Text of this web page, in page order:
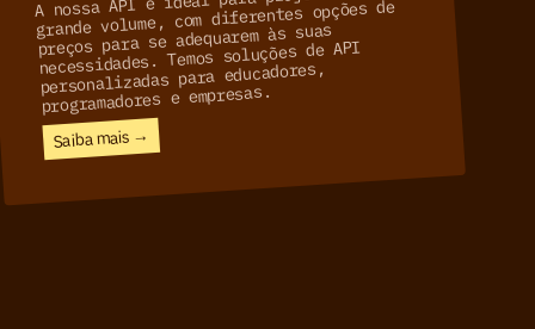
grande volume, com diferentes opções de
preços para se adequarem às suas
necessidades. Temos soluções de API
personalizadas para educadores,
programadores e empresas.
Saiba mais →